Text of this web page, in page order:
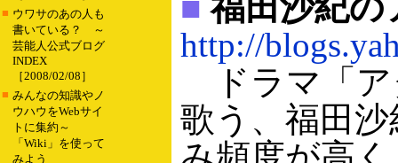
■ ウワサのあの人も
書いている？ ～
芸能人公式ブログ
INDEX
［2008/02/08］
■ みんなの知識やノ
ウハウをWebサイ
トに集約～
「Wiki」を使って
みよう
http://
ドラマ「ア
歌う、福田